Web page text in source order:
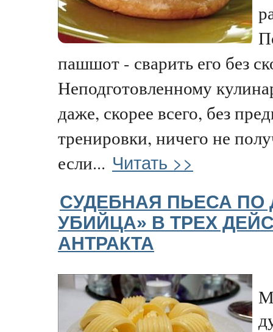
пашшот - сварить его без
Неподготовленному
даже, скорее всего, без
тренировки, ничего не
если... Читать >>
СУДЕБНАЯ ПЬЕСА ПО
УБИЙЦА» В ТРЕХ
АНТРАКТА